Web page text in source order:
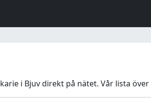
i Bjuv direkt på nätet. Vår lista